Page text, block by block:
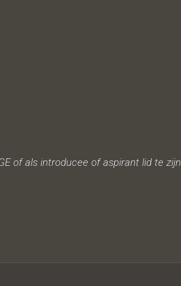
of als introducee of aspirant lid te